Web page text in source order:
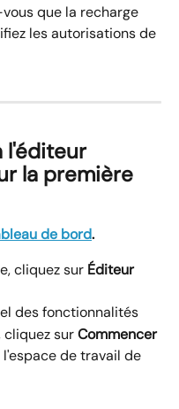
que la recharge
les autorisations de
l'éditeur
la première
de bord.
cliquez sur Éditeur
des fonctionnalités
cliquez sur Commencer
de travail de